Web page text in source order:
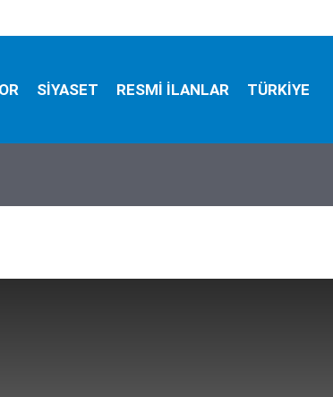
SİYASET RESMİ İLANLAR TÜRKİYE